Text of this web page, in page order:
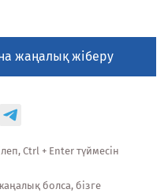
жаңалық жіберу
Ctrl + Enter түймесін
болса, бізге